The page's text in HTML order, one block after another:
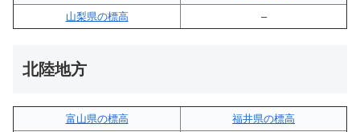
山梨県の標高
–
北陸地方
富山県の標高
福井県の標高